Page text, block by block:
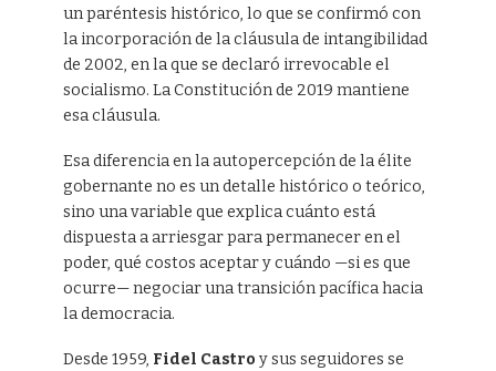
un paréntesis histórico, lo que se confirmó con
la incorporación de la cláusula de intangibilidad
de 2002, en la que se declaró irrevocable el
socialismo. La Constitución de 2019 mantiene
esa cláusula.
Esa diferencia en la autopercepción de la élite
gobernante no es un detalle histórico o teórico,
sino una variable que explica cuánto está
dispuesta a arriesgar para permanecer en el
poder, qué costos aceptar y cuándo —si es que
ocurre— negociar una transición pacífica hacia
la democracia.
Desde 1959, Fidel Castro y sus seguidores se